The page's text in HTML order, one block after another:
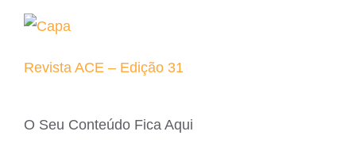
Revista ACE – Edição 31
O Seu Conteúdo Fica Aqui